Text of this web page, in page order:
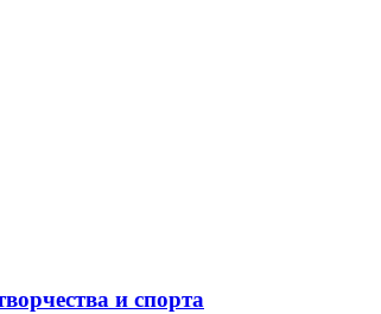
и спорта